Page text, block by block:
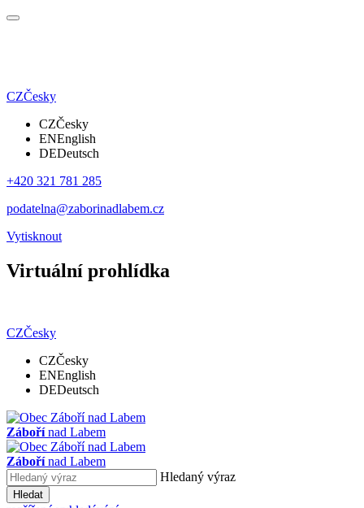
CZČesky
CZČesky
ENEnglish
DEDeutsch
+420 321 781 285
podatelna@zaborinadlabem.cz
Vytisknout
Virtuální prohlídka
CZČesky
CZČesky
ENEnglish
DEDeutsch
Zábořínad Labem
Zábořínad Labem
Hledaný výraz
Hledat